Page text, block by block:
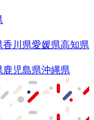
香川県愛媛県高知県
鹿児島県沖縄県